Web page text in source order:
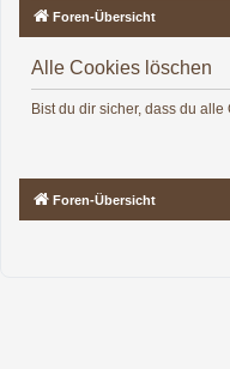
Foren-Übersicht
Alle Cookies löschen
Bist du dir sicher, dass du
Foren-Übersicht